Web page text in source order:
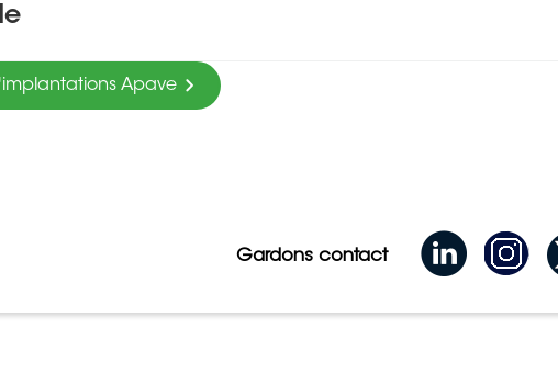
Apave
Gardons contact